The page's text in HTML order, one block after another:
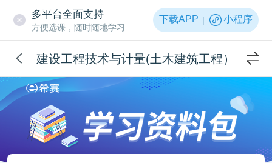
多平台全面支持
方便选课，随时随地学习
下载APP 小程序
建设工程技术与计量(土木建筑工程）